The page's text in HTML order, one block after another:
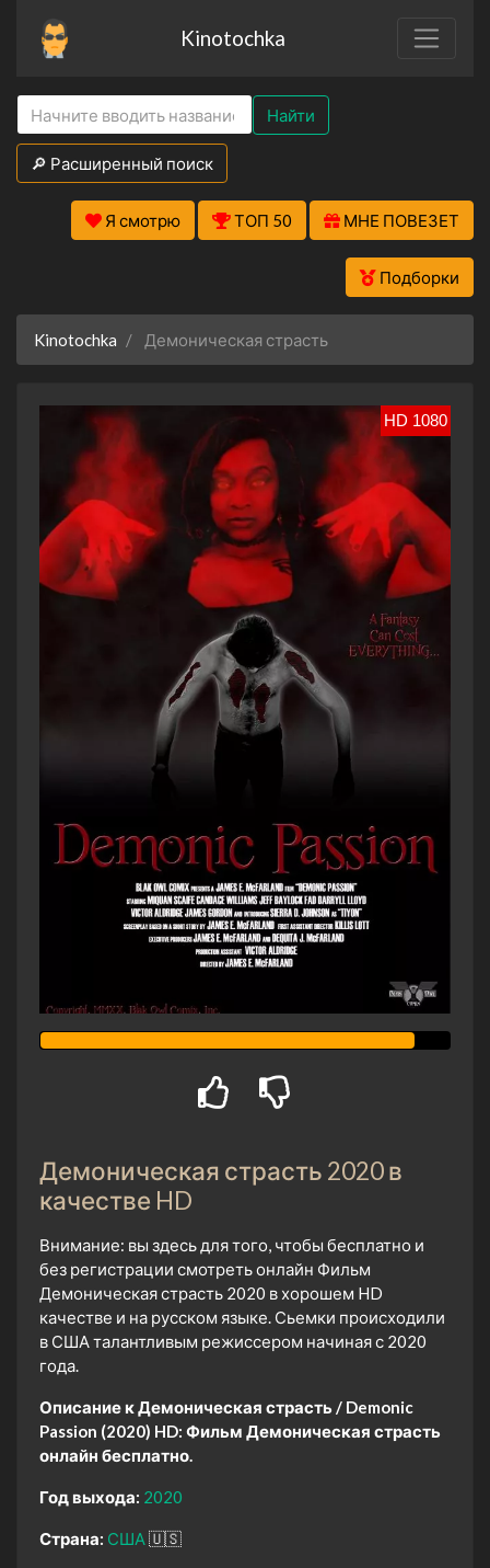
Kinotochka
Найти
🔎 Расширенный поиск
Я смотрю ТОП 50 МНЕ ПОВЕЗЕТ
Подборки
Kinotochka Демоническая страсть
HD 1080
Демоническая страсть 2020 в
качестве HD
Внимание: вы здесь для того, чтобы бесплатно и
без регистрации смотреть онлайн Фильм
Демоническая страсть 2020 в хорошем HD
качестве и на русском языке. Сьемки происходили
в США талантливым режиссером начиная с 2020
года.
Описание к Демоническая страсть / Demonic
Passion (2020) HD: Фильм Демоническая страсть
онлайн бесплатно.
Год выхода: 2020
Страна: США🇺🇸